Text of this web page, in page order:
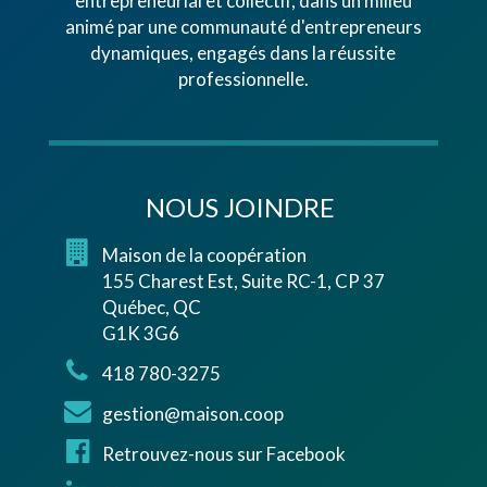
animé par une communauté d'entrepreneurs
dynamiques, engagés dans la réussite
professionnelle.
NOUS JOINDRE
Maison de la coopération
155 Charest Est, Suite RC-1, CP 37
Québec, QC
G1K 3G6
418 780-3275
gestion@maison.coop
Retrouvez-nous sur Facebook